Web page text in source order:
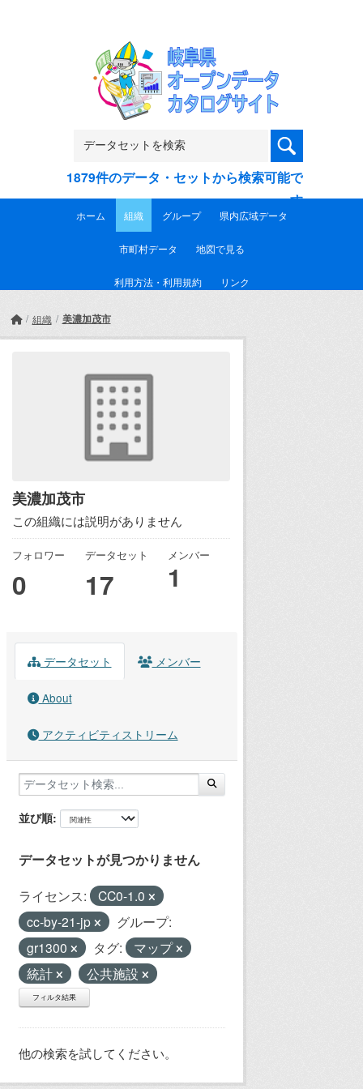
1879件のデータ・セットから検索可能で
す
ホーム 組織 グループ 県内広域データ
市町村データ 地図で見る
利用方法・利用規約 リンク
組織 美濃加茂市
美濃加茂市
この組織には説明がありません
フォロワー
0
データセット
17
メンバー
1
データセット メンバー
About
アクティビティストリーム
並び順
データセットが見つかりません
ライセンス:
CC0-1.0
cc-by-21-jp
グループ:
gr1300
タグ:
マップ
統計
公共施設
フィルタ結果
他の検索を試してください。